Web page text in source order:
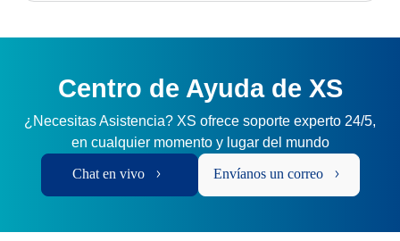
Centro de Ayuda de XS
¿Necesitas Asistencia? XS ofrece soporte experto 24/5,
en cualquier momento y lugar del mundo
Chat en vivo Envíanos un correo